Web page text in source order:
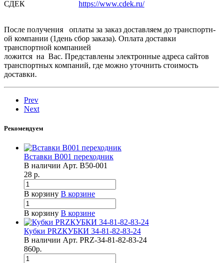
СДЕК https://www.cdek.ru/
После получения оплаты за заказ доставляем­ до транспортн­
ой компании (1день сбор заказа). Оплата доставки
транспортн­ой компанией
ложится на Вас. Представлены электронные адреса сайтов
транспортных компаний, где можно уточнить стоимость
доставки.
Prev
Next
Рекомендуем
Вставки B001 переходник
В наличии Арт. B50-001
28 р.
В корзину В корзине
В корзину В корзине
Кубки PRZКУБКИ 34-81-82-83-24
В наличии Арт. PRZ-34-81-82-83-24
860р.